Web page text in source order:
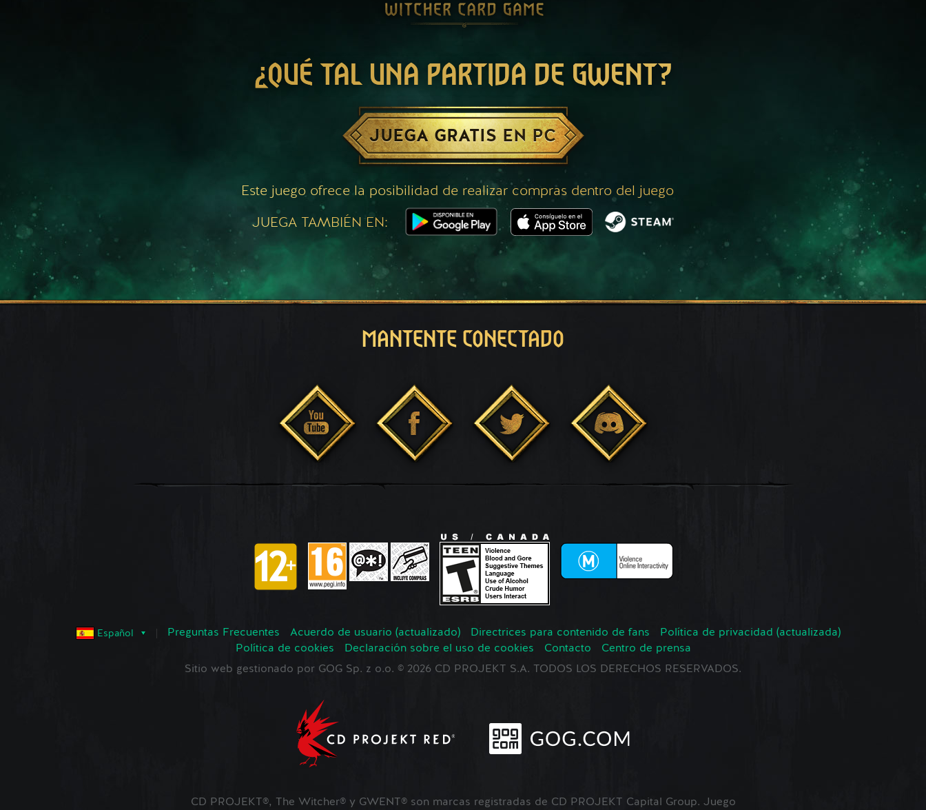
¿QUÉ TAL UNA PARTIDA DE GWENT?
JUEGA GRATIS EN PC
Este juego ofrece la posibilidad de realizar compras dentro del juego
JUEGA TAMBIÉN EN:
MANTENTE CONECTADO
Español Preguntas Frecuentes Acuerdo de usuario (actualizado) Directrices para contenido de fans
Política de privacidad (actualizada)
Política de cookies
Declaración sobre el uso de cookies Contacto
Centro de prensa
Sitio web gestionado por GOG Sp. z o.o. © 2026 CD PROJEKT S.A. TODOS LOS DERECHOS RESERVADOS.
CD PROJEKT®, The Witcher® y GWENT® son marcas registradas de CD PROJEKT Capital Group. Juego